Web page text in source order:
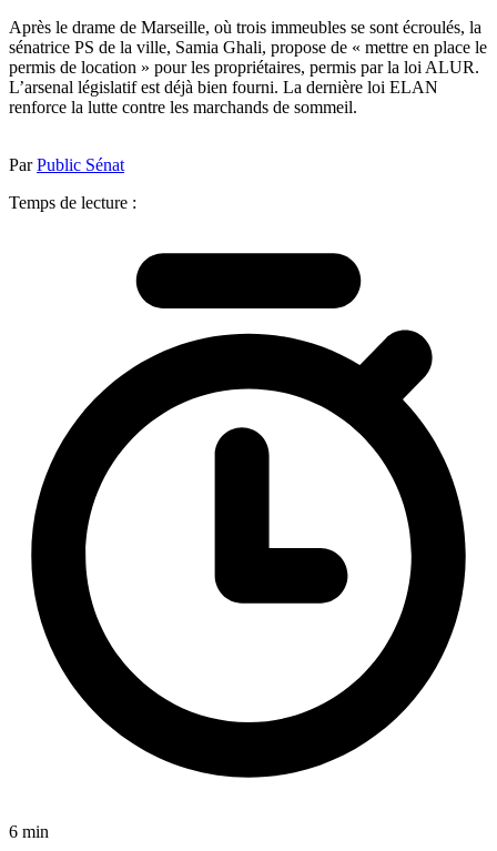
Après le drame de Marseille, où trois immeubles se sont écroulés, la
sénatrice PS de la ville, Samia Ghali, propose de « mettre en place le
permis de location » pour les propriétaires, permis par la loi ALUR.
L’arsenal législatif est déjà bien fourni. La dernière loi ELAN
renforce la lutte contre les marchands de sommeil.
ParPublic Sénat
Temps de lecture :
6 min